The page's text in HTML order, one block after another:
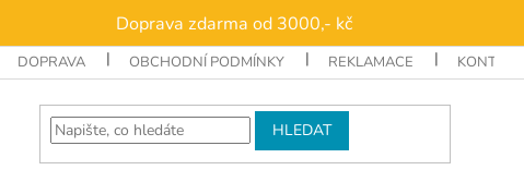
Doprava zdarma od 3000,- kč
DOPRAVA OBCHODNÍ PODMÍNKY REKLAMACE KONTAKTY
HLEDAT